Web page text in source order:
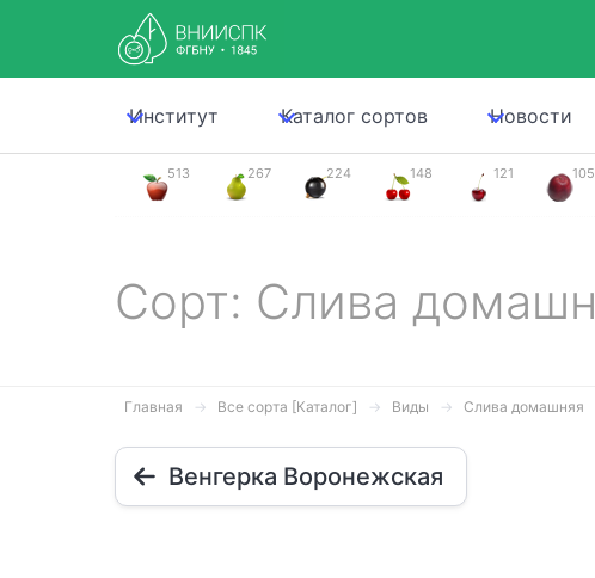
Институт Каталог сортов Новости
513 267 224 148 121 105
Сорт: Слива
Главная Все сорта [Каталог] Виды Слива домашняя
Венгерка Воронежская